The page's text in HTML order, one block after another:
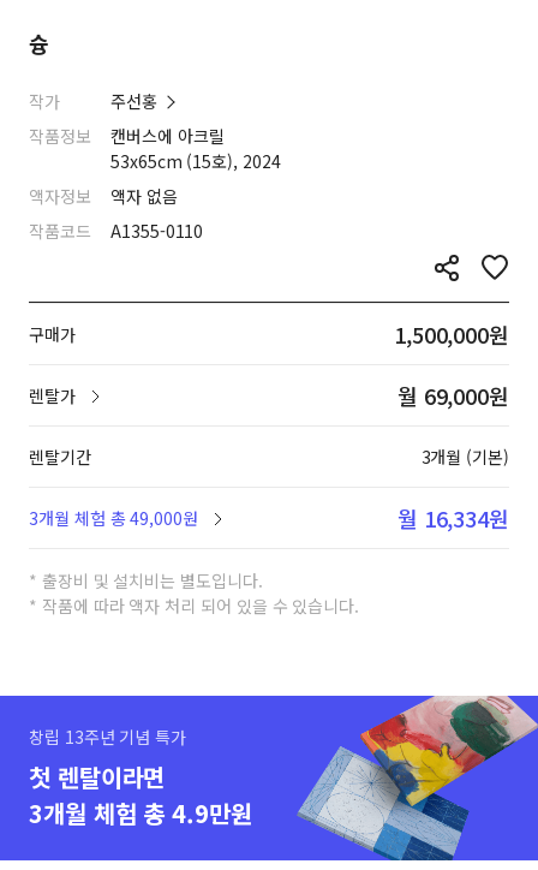
슝
작가
주선홍
작품정보
캔버스에 아크릴
53x65cm (15호), 2024
액자정보
액자 없음
작품코드
A1355-0110
구매가 1,500,000원
렌탈가 월 69,000원
렌탈기간 3개월 (기본)
3개월 체험 총 49,000원 월 16,334원
* 출장비 및 설치비는 별도입니다.
* 작품에 따라 액자 처리 되어 있을 수 있습니다.
창립 13주년 기념 특가
첫 렌탈이라면
3개월 체험 총 4.9만원